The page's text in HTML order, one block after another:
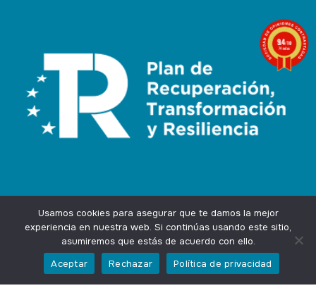
Design byAgencia Marketing OnlineIngenium.Marketing
Privacidad
Usamos cookies para asegurar que te damos la mejor
experiencia en nuestra web. Si continúas usando este sitio,
asumiremos que estás de acuerdo con ello.
Aceptar
Rechazar Política de privacidad
9.4/10
74 notas